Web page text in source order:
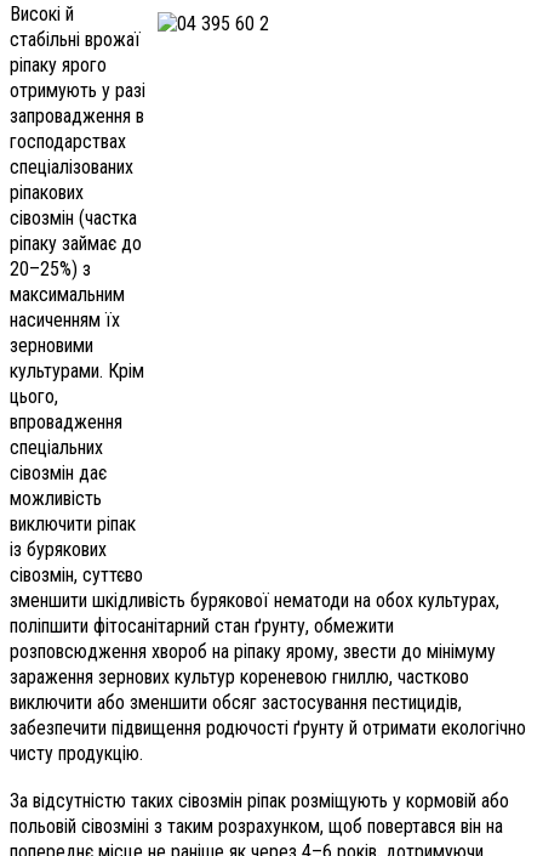
Високі й
стабільні врожаї
ріпаку ярого
отримують у разі
запровадження в
господарствах
спеціалізованих
ріпакових
сівозмін (частка
ріпаку займає до
20–25%) з
максимальним
насиченням їх
зерновими
культурами. Крім
цього,
впровадження
спеціальних
сівозмін дає
можливість
виключити ріпак
із бурякових
сівозмін, суттєво
зменшити шкідливість бурякової нематоди на обох культурах,
поліпшити фітосанітарний стан ґрунту, обмежити
розповсюдження хвороб на ріпаку ярому, звести до мінімуму
зараження зернових культур кореневою гниллю, частково
виключити або зменшити обсяг застосування пестицидів,
забезпечити підвищення родючості ґрунту й отримати екологічно
чисту продукцію.
За відсутністю таких сівозмін ріпак розміщують у кормовій або
польовій сівозміні з таким розрахунком, щоб повертався він на